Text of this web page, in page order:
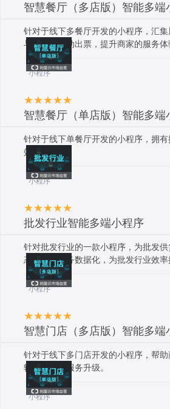
智慧餐厅（多店版）智能多端
针对于线下多餐厅开发的小程序，汇
与，下单自动出票，提升商家的服务体
小程序
智慧餐厅（单店版）智能多端
针对于线下单餐厅开发的小程序，拥
效率。
小程序
批发行业智能多端小程序
针对批发行业的一款小程序，为批发
态，批发事务数据化，为批发行业效率
小程序
智慧门店（多店版）智能多端
针对于线下多门店开发的小程序，帮
转型，加快服务升级。
小程序